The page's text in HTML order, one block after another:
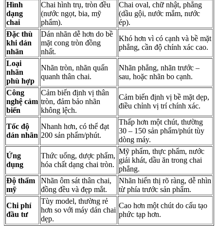
Hình
dạng
chai
Chai hình trụ, tròn đều
(nước ngọt, bia, mỹ
phẩm).
Chai oval, chữ nhật, phẳng
(dầu gội, nước mắm, nước
ép).
Đặc thù
khi dán
nhãn
Dán nhãn dễ hơn do bề
mặt cong tròn đồng
nhất.
Khó hơn vì có cạnh và bề mặt
phẳng, cần độ chính xác cao.
Loại
nhãn
phù hợp
Nhãn tròn, nhãn quấn
quanh thân chai.
Nhãn phẳng, nhãn trước –
sau, hoặc nhãn bo cạnh.
Công
nghệ cảm
biến
Cảm biến định vị thân
tròn, đảm bảo nhãn
không lệch.
Cảm biến định vị bề mặt dẹp,
điều chỉnh vị trí chính xác.
Tốc độ
dán nhãn
Nhanh hơn, có thể đạt
200 sản phẩm/phút.
Thấp hơn một chút, thường
30 – 150 sản phẩm/phút tùy
dòng máy.
Ứng
dụng
Thức uống, dược phẩm,
hóa chất dạng chai tròn.
Mỹ phẩm, thực phẩm, nước
giải khát, dầu ăn trong chai
phẳng.
Độ thẩm
mỹ
Nhãn ôm sát thân chai,
đồng đều và đẹp mắt.
Nhãn hiển thị rõ ràng, dễ nhìn
từ phía trước sản phẩm.
Chi phí
đầu tư
Tùy model, thường rẻ
hơn so với máy dán chai
dẹp.
Cao hơn một chút do cấu tạo
phức tạp hơn.